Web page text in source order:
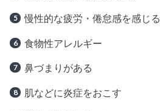
慢性的な疲労・倦怠感を感じる
食物性アレルギー
鼻づまりがある
肌などに炎症をおこす